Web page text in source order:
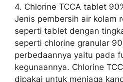
4. Chlorine TCCA tablet
Jenis pembersih air kolam
seperti tablet dengan
seperti chlorine granular
perbedaannya yaitu pada
kegunaannya. Chlorine
dipakai untuk menjaga